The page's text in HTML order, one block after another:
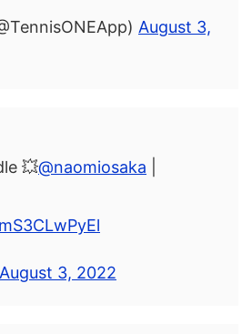
August 3,
💥@naomiosaka
August 3, 2022